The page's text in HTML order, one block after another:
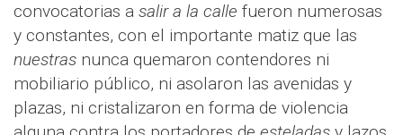
convocatorias a salir a la calle fueron numerosas
y constantes, con el importante matiz que las
nuestras nunca quemaron contendores ni
mobiliario público, ni asolaron las avenidas y
plazas, ni cristalizaron en forma de violencia